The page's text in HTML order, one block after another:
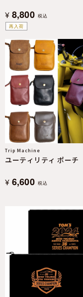
再入荷
¥ 8,800 税込
Trip Machine
ユーティリティ ポーチ
¥ 6,600 税込